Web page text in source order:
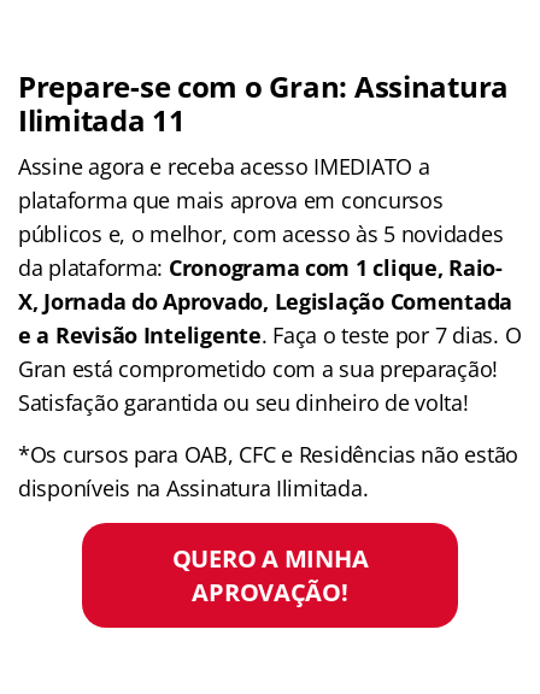
Prepare-se com o Gran: Assinatura
Ilimitada 11
Assine agora e receba acesso IMEDIATO a
plataforma que mais aprova em concursos
públicos e, o melhor, com acesso às 5 novidades
da plataforma: Cronograma com 1 clique, Raio-
X, Jornada do Aprovado, Legislação Comentada
e a Revisão Inteligente. Faça o teste por 7 dias. O
Gran está comprometido com a sua preparação!
Satisfação garantida ou seu dinheiro de volta!
*Os cursos para OAB, CFC e Residências não estão
disponíveis na Assinatura Ilimitada.
QUERO A MINHA
APROVAÇÃO!